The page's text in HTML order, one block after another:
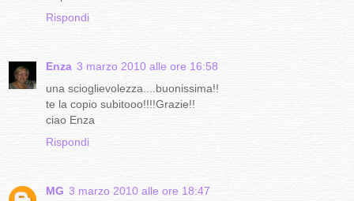
Rispondi
Enza 3 marzo 2010 alle ore 16:58
una scioglievolezza....buonissima!!
te la copio subitooo!!!!Grazie!!
ciao Enza
Rispondi
MG 3 marzo 2010 alle ore 18:47